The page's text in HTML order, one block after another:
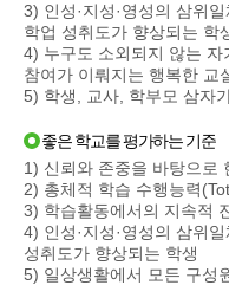
3) 인성·지성·영성의 삼위
학업 성취도가 향상되는 학
4) 누구도 소외되지 않는 자
참여가 이뤄지는 행복한 교
5) 학생, 교사, 학부모 삼자
좋은 학교를 평가하는 기준
1) 신뢰와 존중을 바탕으로
2) 총체적 학습 수행능력
3) 학습활동에서의 지속적
4) 인성·지성·영성의 삼위
성취도가 향상되는 학생
5) 일상생활에서 모든 구성